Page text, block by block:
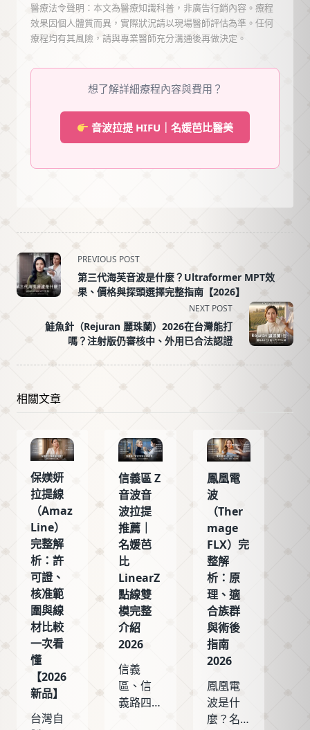
醫療法令聲明：本文為醫療知識科普，非廣告行銷內容。療程
效果因個人體質而異，實際狀況請以現場醫師評估為準。任何
療程均有其風險，請與專業醫師充分溝通後再做決定。
想了解詳細療程內容與費用？
音波拉提 HIFU｜名媛芭比醫美
<span
class="nav-
subtitle
reader-
text">Page</span>
PREVIOUS POST
第三代海芙音波是什麼？Ultraformer MPT效
果、價格與探頭選擇完整指南【2026】
NEXT POST
鮭魚針（Rejuran 麗珠蘭）2026在台灣能打
嗎？注射版仍審核中、外用已合法認證
保媄妍
拉提線
（Amaz
Line）
完整解
析：許
可證、
核准範
圍與線
材比較
一次看
懂
【2026
新品】
台灣自
信義區 Z
音波音
波拉提
推薦｜
名媛芭
比
LinearZ
點線雙
模完整
介紹
2026
信義
區、信
義路四
鳳凰電
波
（Ther
mage
FLX）完
整解
析：原
理、適
合族群
與術後
指南
2026
鳳凰電
波是什
麼？名